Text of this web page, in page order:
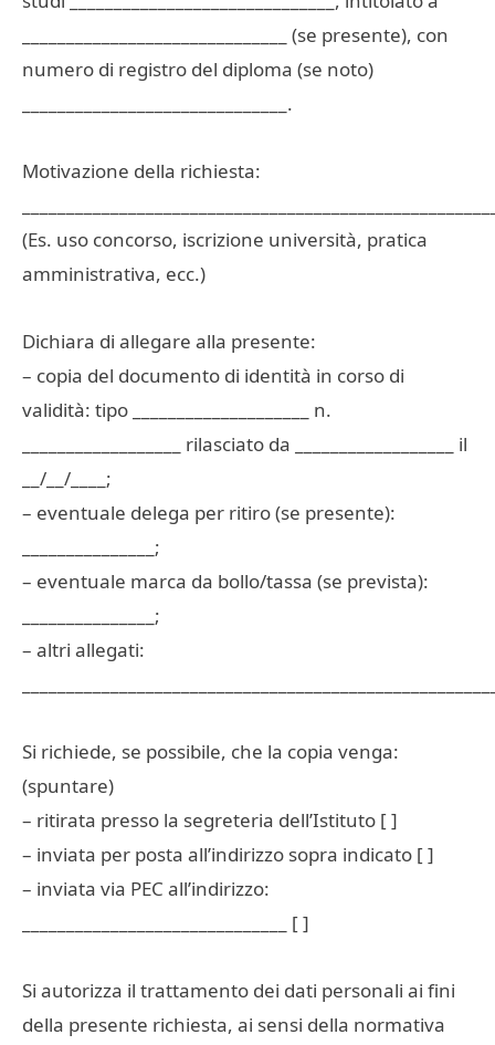
______________________________ (se presente), con
numero di registro del diploma (se noto)
______________________________.
Motivazione della richiesta:
(Es. uso concorso, iscrizione università, pratica
amministrativa, ecc.)
Dichiara di allegare alla presente:
– copia del documento di identità in corso di
validità: tipo ____________________ n.
__________________ rilasciato da __________________ il
__/__/____;
– eventuale delega per ritiro (se presente):
_______________;
– eventuale marca da bollo/tassa (se prevista):
_______________;
– altri allegati:
Si richiede, se possibile, che la copia venga:
(spuntare)
– ritirata presso la segreteria dell’Istituto [ ]
– inviata per posta all’indirizzo sopra indicato [ ]
– inviata via PEC all’indirizzo:
______________________________ [ ]
Si autorizza il trattamento dei dati personali ai fini
della presente richiesta, ai sensi della normativa